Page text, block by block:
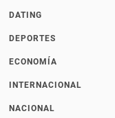
DATING
DEPORTES
ECONOMÍA
INTERNACIONAL
NACIONAL